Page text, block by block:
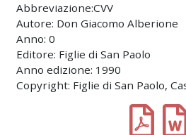
Abbreviazione:CVV
Autore: Don Giacomo Alberione
Anno: 0
Editore: Figlie di San Paolo
Anno edizione: 1990
Copyright: Figlie di San Paolo,